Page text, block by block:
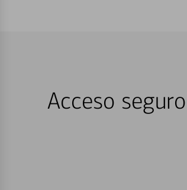
Acceso